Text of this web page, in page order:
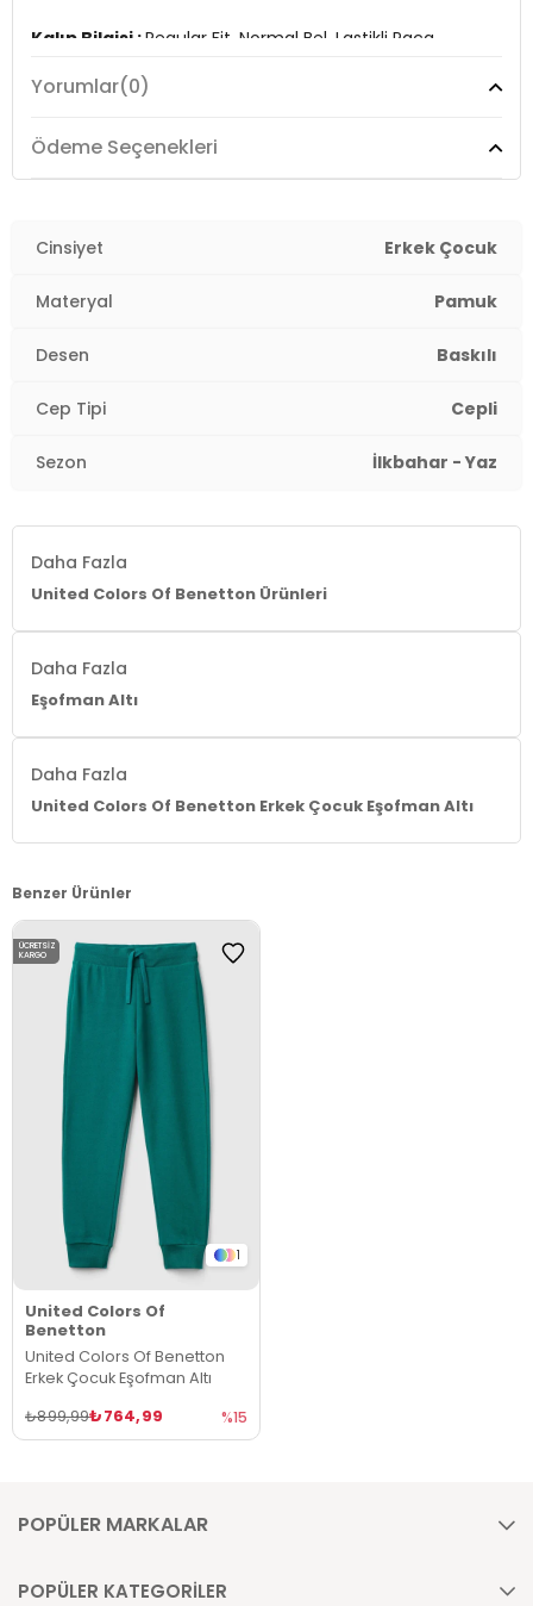
Kalıp Bilgisi :Regular Fit, Normal Bel, Lastikli Paça
Menşei :
4DY13J68CF05W.503
Yorumlar(0)
Ödeme Seçenekleri
Cinsiyet Erkek Çocuk
Materyal Pamuk
Desen Baskılı
Cep Tipi Cepli
Sezon İlkbahar - Yaz
Daha Fazla
United Colors Of Benetton Ürünleri
Daha Fazla
Eşofman Altı
Daha Fazla
United Colors Of Benetton Erkek Çocuk Eşofman Altı
Benzer Ürünler
1
United Colors Of
Benetton
United Colors Of Benetton
Erkek Çocuk Eşofman Altı
₺764,99
₺899,99 %15
ÜCRETSIZ
KARGO
POPÜLER MARKALAR
POPÜLER KATEGORİLER